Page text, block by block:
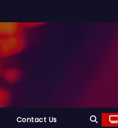
Contact Us